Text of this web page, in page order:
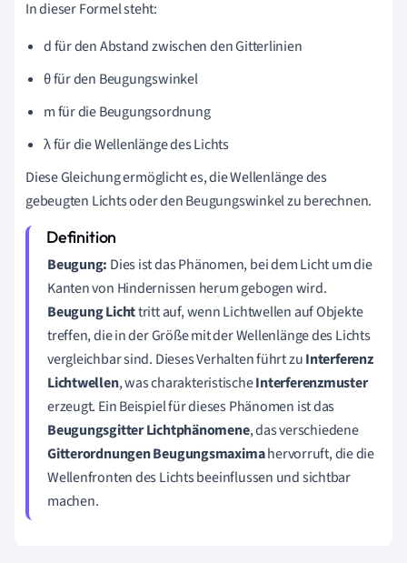
In dieser Formel steht:
d für den Abstand zwischen den Gitterlinien
θ für den Beugungswinkel
m für die Beugungsordnung
λ für die Wellenlänge des Lichts
Diese Gleichung ermöglicht es, die Wellenlänge des
gebeugten Lichts oder den Beugungswinkel zu berechnen.
Beugung: Dies ist das Phänomen, bei dem Licht um die
Kanten von Hindernissen herum gebogen wird.
Beugung Lichttritt auf, wenn Lichtwellen auf Objekte
treffen, die in der Größe mit der Wellenlänge des Lichts
vergleichbar sind. Dieses Verhalten führt zuInterferenz
Lichtwellen, was charakteristischeInterferenzmuster
erzeugt. Ein Beispiel für dieses Phänomen ist das
Beugungsgitter Lichtphänomene, das verschiedene
Gitterordnungen Beugungsmaximahervorruft, die die
Wellenfronten des Lichts beeinflussen und sichtbar
machen.